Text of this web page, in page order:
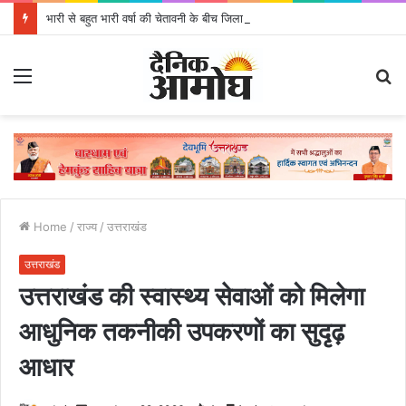
Home / राज्य / उत्तराखंड
उत्तराखंड
उत्तराखंड की स्वास्थ्य सेवाओं को मिलेगा
आधुनिक तकनीकी उपकरणों का सुदृढ़
आधार